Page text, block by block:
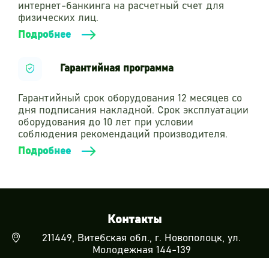
интернет-банкинга на расчетный счет для
физических лиц.
Подробнее
Гарантийная программа
Гарантийный срок оборудования 12 месяцев со
дня подписания накладной. Срок эксплуатации
оборудования до 10 лет при условии
соблюдения рекомендаций производителя.
Подробнее
Контакты
211449, Витебская обл., г. Новополоцк, ул.
Молодежная 144-139